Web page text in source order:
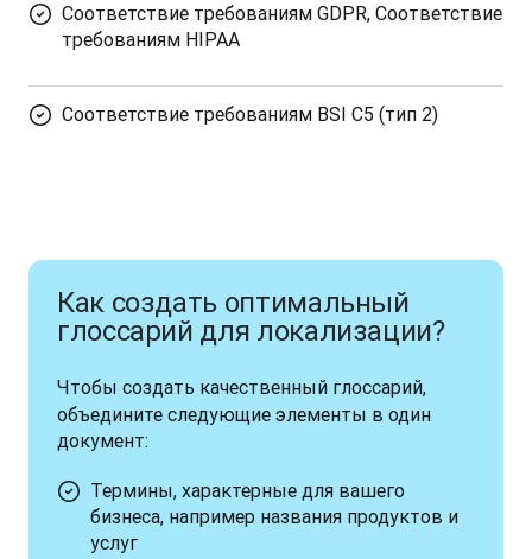
Соответствие требованиям GDPR, Соответствие
требованиям HIPAA
Соответствие требованиям BSI C5 (тип 2)
Как создать оптимальный
глоссарий для локализации?
объедините следующие элементы в один
документ:
Термины, характерные для вашего
бизнеса, например названия продуктов и
услуг